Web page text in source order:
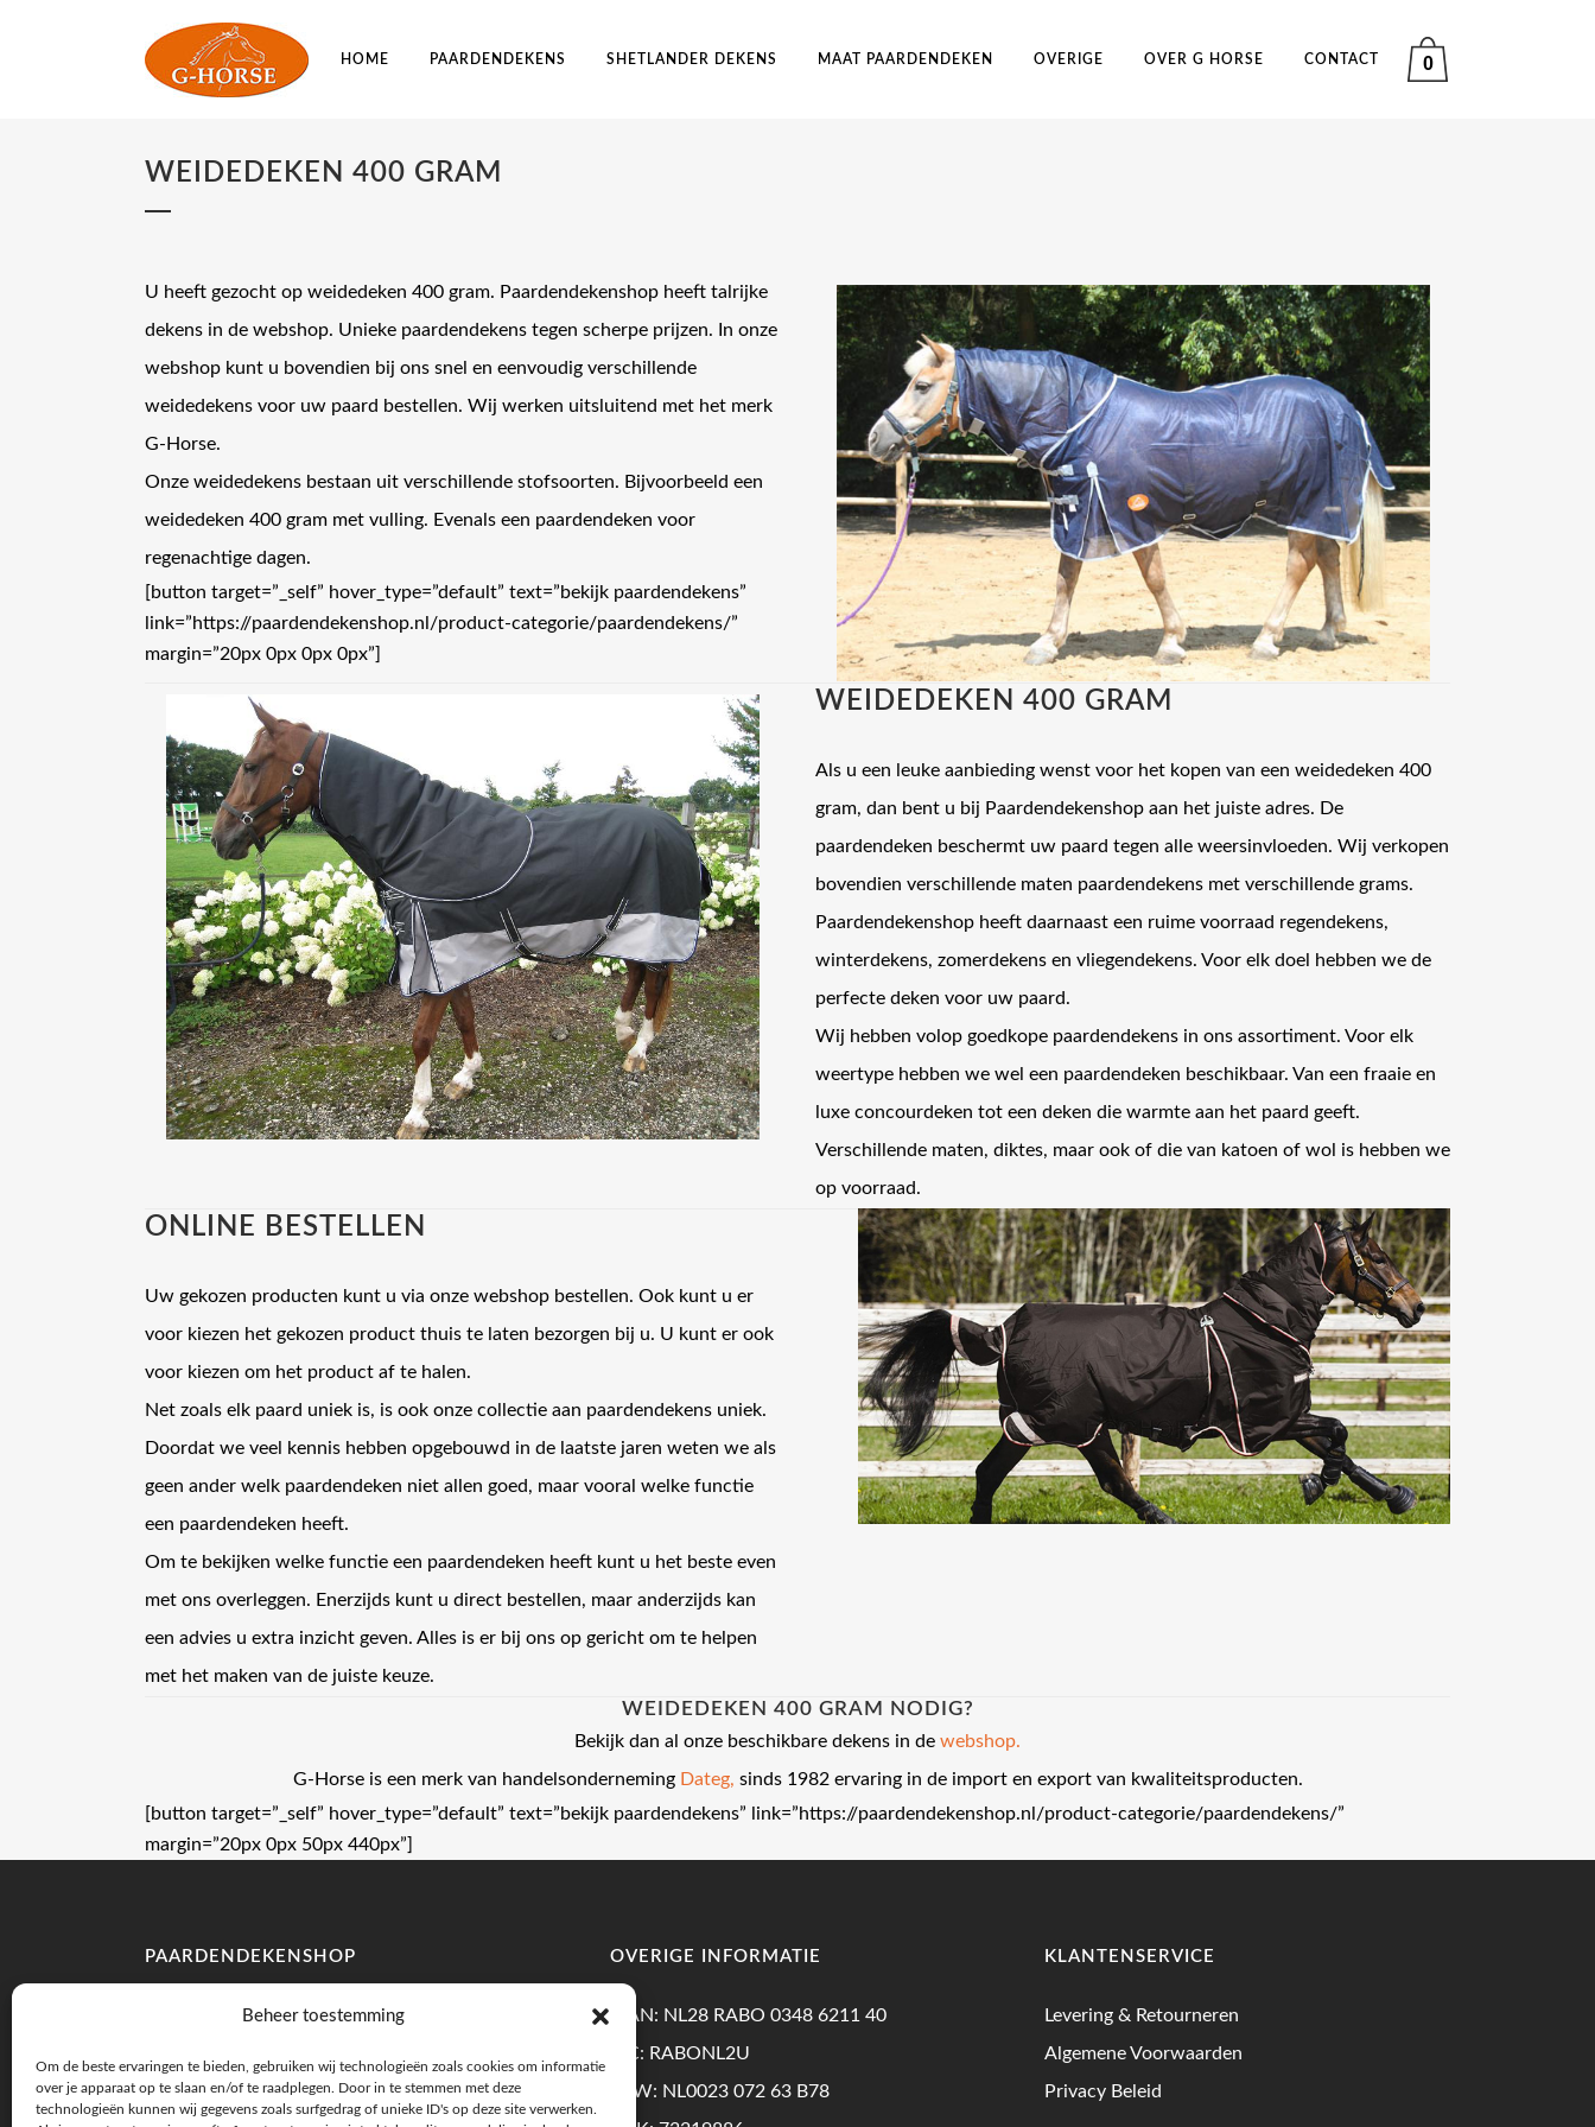
Beheer toestemming
Om de beste ervaringen te bieden, gebruiken wij technologieën zoals cookies om informatie
over je apparaat op te slaan en/of te raadplegen. Door in te stemmen met deze
technologieën kunnen wij gegevens zoals surfgedrag of unieke ID's op deze site verwerken.
0
HOME PAARDENDEKENS SHETLANDER DEKENS MAAT PAARDENDEKEN OVERIGE OVER G HORSE CONTACT
WEIDEDEKEN 400 GRAM
U heeft gezocht op weidedeken 400 gram. Paardendekenshop heeft talrijke
dekens in de webshop. Unieke paardendekens tegen scherpe prijzen. In onze
webshop kunt u bovendien bij ons snel en eenvoudig verschillende
weidedekens voor uw paard bestellen. Wij werken uitsluitend met het merk
G-Horse.
Onze weidedekens bestaan uit verschillende stofsoorten. Bijvoorbeeld een
weidedeken 400 gram met vulling. Evenals een paardendeken voor
regenachtige dagen.
[button target=”_self” hover_type=”default” text=”bekijk paardendekens”
link=”https://paardendekenshop.nl/product-categorie/paardendekens/”
margin=”20px 0px 0px 0px”]
WEIDEDEKEN 400 GRAM
Als u een leuke aanbieding wenst voor het kopen van een weidedeken 400
gram, dan bent u bij Paardendekenshop aan het juiste adres. De
paardendeken beschermt uw paard tegen alle weersinvloeden. Wij verkopen
bovendien verschillende maten paardendekens met verschillende grams.
Paardendekenshop heeft daarnaast een ruime voorraad regendekens,
winterdekens, zomerdekens en vliegendekens. Voor elk doel hebben we de
perfecte deken voor uw paard.
Wij hebben volop goedkope paardendekens in ons assortiment. Voor elk
weertype hebben we wel een paardendeken beschikbaar. Van een fraaie en
luxe concourdeken tot een deken die warmte aan het paard geeft.
Verschillende maten, diktes, maar ook of die van katoen of wol is hebben we
op voorraad.
ONLINE BESTELLEN
Uw gekozen producten kunt u via onze webshop bestellen. Ook kunt u er
voor kiezen het gekozen product thuis te laten bezorgen bij u. U kunt er ook
voor kiezen om het product af te halen.
Net zoals elk paard uniek is, is ook onze collectie aan paardendekens uniek.
Doordat we veel kennis hebben opgebouwd in de laatste jaren weten we als
geen ander welk paardendeken niet allen goed, maar vooral welke functie
een paardendeken heeft.
Om te bekijken welke functie een paardendeken heeft kunt u het beste even
met ons overleggen. Enerzijds kunt u direct bestellen, maar anderzijds kan
een advies u extra inzicht geven. Alles is er bij ons op gericht om te helpen
met het maken van de juiste keuze.
WEIDEDEKEN 400 GRAM NODIG?
Bekijk dan al onze beschikbare dekens in de webshop.
G-Horse is een merk van handelsonderneming Dateg, sinds 1982 ervaring in de import en export van kwaliteitsproducten.
[button target=”_self” hover_type=”default” text=”bekijk paardendekens” link=”https://paardendekenshop.nl/product-categorie/paardendekens/”
margin=”20px 0px 50px 440px”]
PAARDENDEKENSHOP
Fahrenheitstraat 6c
E.info@paardendekenshop.nl
OVERIGE INFORMATIE
IBAN: NL28 RABO 0348 6211 40
BIC: RABONL2U
BTW: NL0023 072 63 B78
KLANTENSERVICE
Levering & Retourneren
Algemene Voorwaarden
Privacy Beleid